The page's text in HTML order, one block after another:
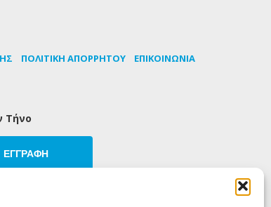
ΠΟΛΙΤΙΚΗ ΑΠΟΡΡΗΤΟΥ ΕΠΙΚΟΙΝΩΝΙΑ
Τήνο
ΕΓΓΡΑΦΗ